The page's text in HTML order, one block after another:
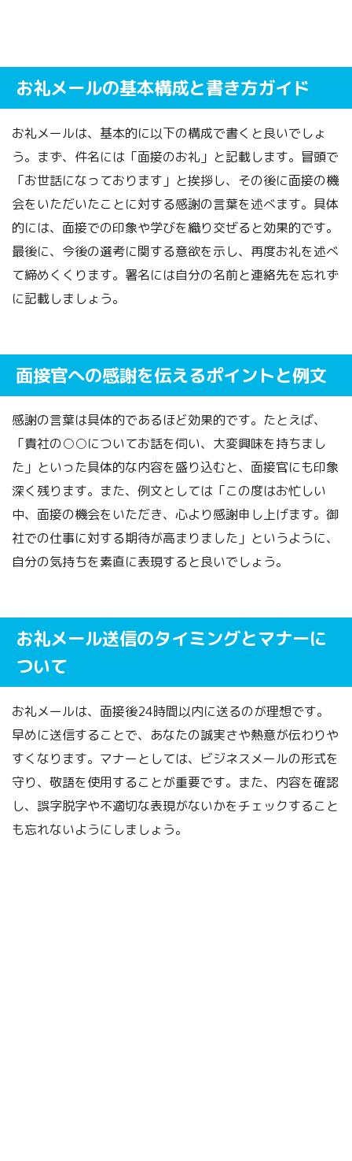
お礼メールの基本構成と書き方ガイド
お礼メールは、基本的に以下の構成で書くと良いでしょ
う。まず、件名には「面接のお礼」と記載します。冒頭で
「お世話になっております」と挨拶し、その後に面接の機
会をいただいたことに対する感謝の言葉を述べます。具体
的には、面接での印象や学びを織り交ぜると効果的です。
最後に、今後の選考に関する意欲を示し、再度お礼を述べ
て締めくくります。署名には自分の名前と連絡先を忘れず
に記載しましょう。
面接官への感謝を伝えるポイントと例文
感謝の言葉は具体的であるほど効果的です。たとえば、
「貴社の○○についてお話を伺い、大変興味を持ちまし
た」といった具体的な内容を盛り込むと、面接官にも印象
深く残ります。また、例文としては「この度はお忙しい
中、面接の機会をいただき、心より感謝申し上げます。御
社での仕事に対する期待が高まりました」というように、
自分の気持ちを素直に表現すると良いでしょう。
お礼メール送信のタイミングとマナーに
ついて
お礼メールは、面接後24時間以内に送るのが理想です。
早めに送信することで、あなたの誠実さや熱意が伝わりや
すくなります。マナーとしては、ビジネスメールの形式を
守り、敬語を使用することが重要です。また、内容を確認
し、誤字脱字や不適切な表現がないかをチェックすること
も忘れないようにしましょう。